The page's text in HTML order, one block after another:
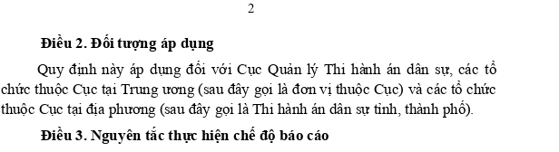
2
Điều 2. Đối tượng áp dụng
Quy định này áp dụng đối với Cục Quản lý Thi hành án dân sự, các tổ
chức thuộc Cục tại Trung ương (sau đây gọi là đơn vị thuộc Cục) và các tổ chức
thuộc Cục tại địa phương (sau đây gọi là Thi hành án dân sự tỉnh, thành phố)
Điều 3. Nguyên tắc thực hiện chế độ báo cáo